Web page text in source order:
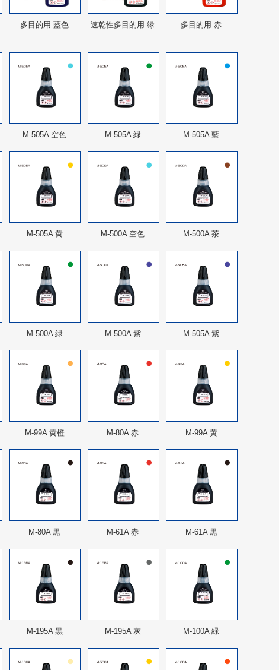
多目的用 藍色 速乾性多目的用 緑 多目的用 赤
M-505A 空色 M-505A 緑 M-505A 藍
M-505A 黄 M-500A 空色 M-500A 茶
M-500A 緑 M-500A 紫 M-505A 紫
M-99A 黄橙 M-80A 赤 M-99A 黄
M-80A 黒 M-61A 赤 M-61A 黒
M-195A 黒 M-195A 灰 M-100A 緑